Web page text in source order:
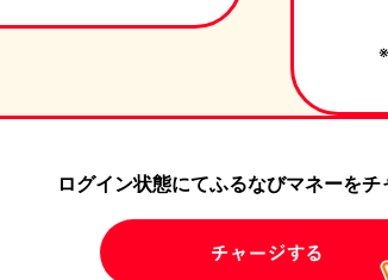
ログイン状態にてふるなびマネーをチ